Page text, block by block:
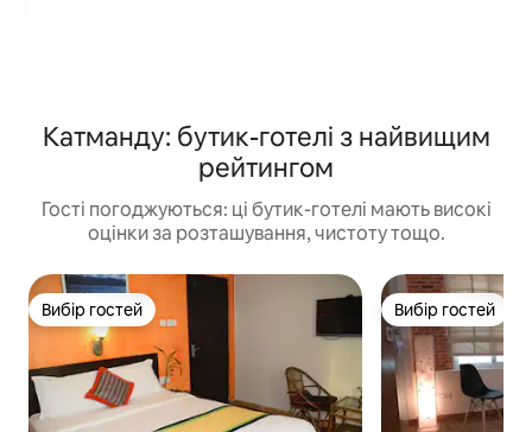
Катманду: бутик-готелі з найвищим
рейтингом
Гості погоджуються: ці бутик-готелі мають високі
оцінки за розташування, чистоту тощо.
Вибір гостей
Вибір гостей Вибір гостей
Вибір гостей